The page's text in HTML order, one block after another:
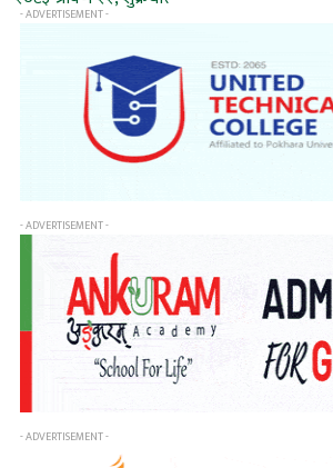
- ADVERTISEMENT -
- ADVERTISEMENT -
- ADVERTISEMENT -